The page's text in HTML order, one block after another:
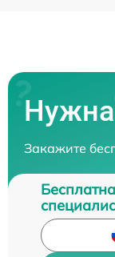
Нужна
Закажите